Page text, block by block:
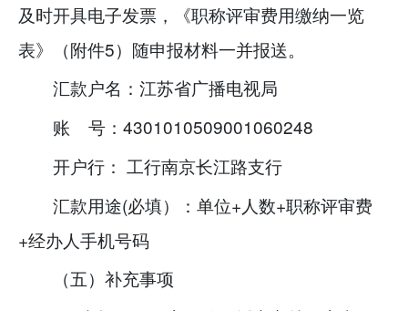
及时开具电子发票，《职称评审费用缴纳一览
表》（附件5）随申报材料一并报送。
汇款户名：江苏省广播电视局
账 号：4301010509001060248
开户行： 工行南京长江路支行
汇款用途(必填）：单位+人数+职称评审费
+经办人手机号码
（五）补充事项